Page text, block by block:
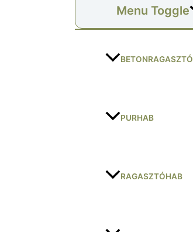
Menu Toggle
BETONRAGASZTÓ
PURHAB
RAGASZTÓHAB